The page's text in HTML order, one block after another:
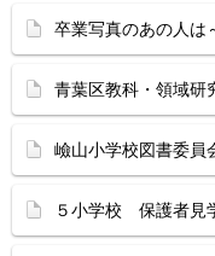
卒業写真のあの人
青葉区教科・領域
嶮山小学校図書委員
５小学校 保護者見